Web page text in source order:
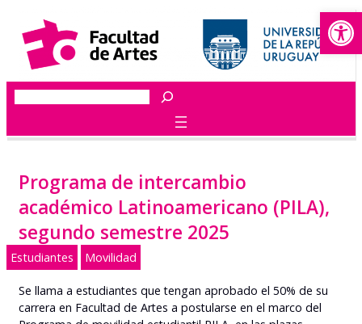
contenido
Buscar
Programa de intercambio
académico Latinoamericano (PILA),
segundo semestre 2025
Estudiantes Movilidad
Se llama a estudiantes que tengan aprobado el 50% de su
carrera en Facultad de Artes a postularse en el marco del